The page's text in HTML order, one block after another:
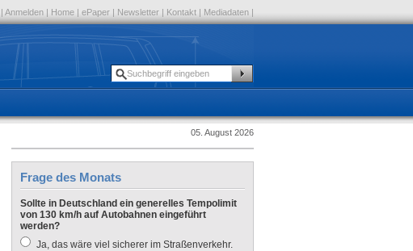
| Anmelden | Home | ePaper | Newsletter | Kontakt | Mediadaten |
05. August 2026
Frage des Monats
Sollte in Deutschland ein generelles Tempolimit
von 130 km/h auf Autobahnen eingeführt
werden?
Ja, das wäre viel sicherer im Straßenverkehr.